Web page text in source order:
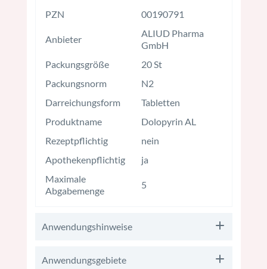
PZN 00190791
Anbieter
ALIUD Pharma
GmbH
Packungsgröße
20 St
Packungsnorm
N2
Darreichungsform
Tabletten
Produktname
Dolopyrin AL
Rezeptpflichtig
nein
Apothekenpflichtig
ja
Maximale
Abgabemenge
5
Anwendungshinweise
Anwendungsgebiete